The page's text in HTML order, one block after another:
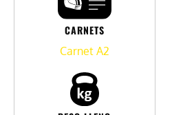
CARNETS
Carnet A2